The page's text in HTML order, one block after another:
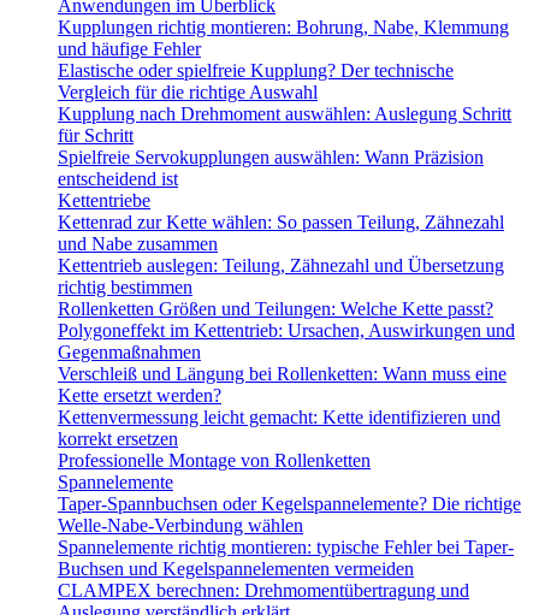
Anwendungen im Überblick
Kupplungen richtig montieren: Bohrung, Nabe, Klemmung
und häufige Fehler
Elastische oder spielfreie Kupplung? Der technische
Vergleich für die richtige Auswahl
Kupplung nach Drehmoment auswählen: Auslegung Schritt
für Schritt
Spielfreie Servokupplungen auswählen: Wann Präzision
entscheidend ist
Kettentriebe
Kettenrad zur Kette wählen: So passen Teilung, Zähnezahl
und Nabe zusammen
Kettentrieb auslegen: Teilung, Zähnezahl und Übersetzung
richtig bestimmen
Rollenketten Größen und Teilungen: Welche Kette passt?
Polygoneffekt im Kettentrieb: Ursachen, Auswirkungen und
Gegenmaßnahmen
Verschleiß und Längung bei Rollenketten: Wann muss eine
Kette ersetzt werden?
Kettenvermessung leicht gemacht: Kette identifizieren und
korrekt ersetzen
Professionelle Montage von Rollenketten
Spannelemente
Taper-Spannbuchsen oder Kegelspannelemente? Die richtige
Welle-Nabe-Verbindung wählen
Spannelemente richtig montieren: typische Fehler bei Taper-
Buchsen und Kegelspannelementen vermeiden
CLAMPEX berechnen: Drehmomentübertragung und